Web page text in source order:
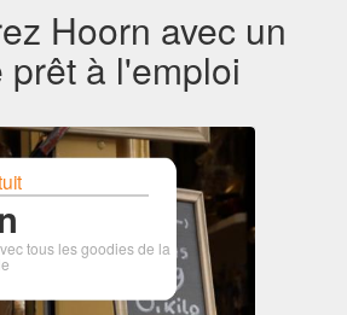
Hoorn avec un
prêt à l'emploi
tous les goodies de la